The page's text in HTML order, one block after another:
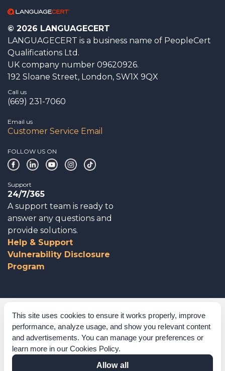
This site uses cookies to ensure it works properly, improve
performance, analyze usage, and show you relevant content
and advertisements. You can manage your preferences or
learn more in our Cookies Policy.
Allow all
© 2026 LANGUAGECERT
LANGUAGECERT is a business name of PeopleCert
Qualifications Ltd.
UK company number 09620926.
192 Sloane Street, London, SW1X 9QX
Call us
(669) 231-7060
Email us
Customer Service Email
FOLLOW US ON
Support
24/7/365
A support team is ready to
answer any questions and
provide solutions.
Help & Support
Vulnerability Disclosure
Program
Corporate Governance
Acknowledgements
Policies & Terms of Service